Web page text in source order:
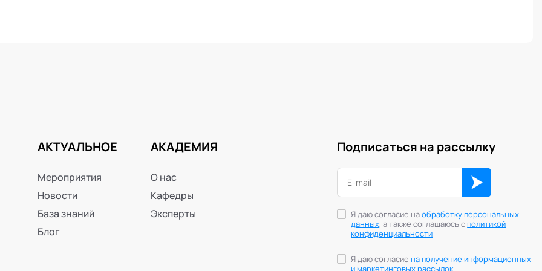
АКТУАЛЬНОЕ
Мероприятия
Новости
База знаний
Блог
АКАДЕМИЯ
О нас
Кафедры
Эксперты
Подписаться на рассылку
Я даю согласие наобработку персональных
данных, а также соглашаюсь сполитикой
конфиденциальности
Я даю согласиена получение информационных
и маркетинговых рассылок